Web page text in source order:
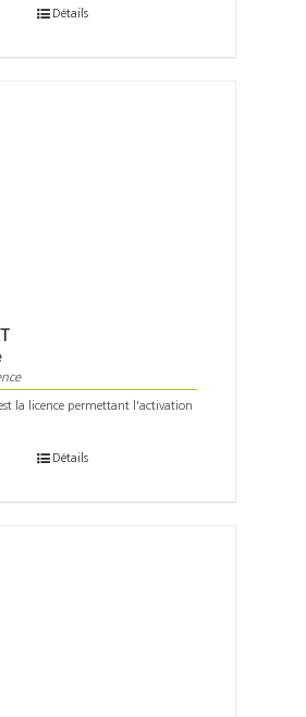
Détails
est la licence permettant l'activation
Détails